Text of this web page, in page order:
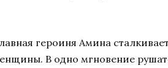
героиня Амина
В одно мгновение